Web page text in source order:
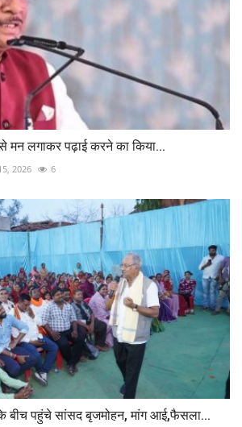
मन लगाकर पढ़ाई करने का किया...
2026 6
बीच पहुंचे सांसद बृजमोहन, मांग आई,फैसला...